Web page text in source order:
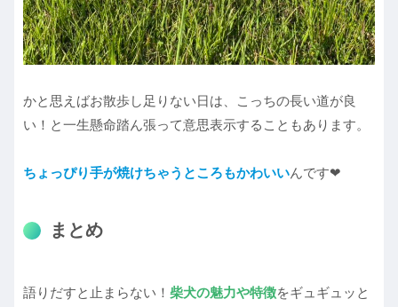
かと思えばお散歩し足りない日は、こっちの長い道が良
い！と一生懸命踏ん張って意思表示することもあります。
ちょっぴり手が焼けちゃうところもかわいいんです❤︎
まとめ
語りだすと止まらない！ 柴犬の魅力や特徴をギュギュッと